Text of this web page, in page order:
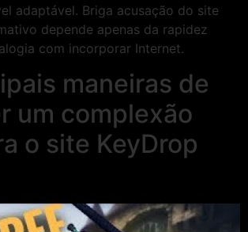
adaptável. Briga acusação do site
depende apenas da rapidez
com incorporar Internet.
maneiras de
um complexão
o site KeyDrop